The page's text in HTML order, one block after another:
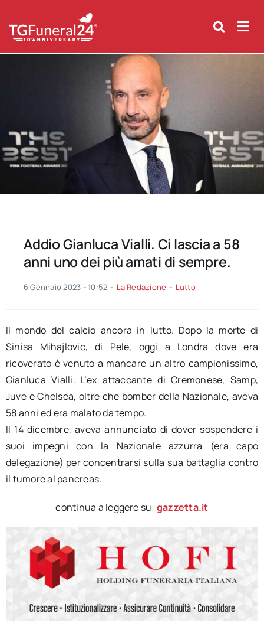
content
Addio Gianluca Vialli. Ci lascia a 58
anni uno dei più amati di sempre.
6 Gennaio 2023 - 10:52 - La Redazione - Lutto
Il mondo del calcio ancora in lutto. Dopo la morte di
Sinisa Mihajlovic, di Pelé, oggi a Londra dove era
ricoverato è venuto a mancare un altro campionissimo,
Gianluca Vialli. L’ex attaccante di Cremonese, Samp,
Juve e Chelsea, oltre che bomber della Nazionale, aveva
58 anni ed era malato da tempo.
Il 14 dicembre, aveva annunciato di dover sospendere i
suoi impegni con la Nazionale azzurra (era capo
delegazione) per concentrarsi sulla sua battaglia contro
il tumore al pancreas.
continua a leggere su: gazzetta.it